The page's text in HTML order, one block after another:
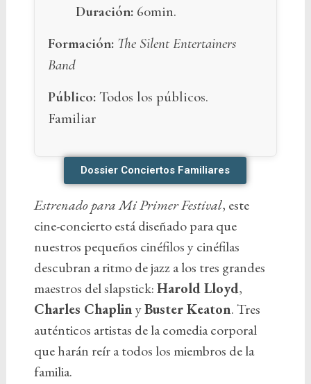
Duración:60min.
Formación: The Silent Entertainers
Band
Público:Todos los públicos.
Familiar
Dossier Conciertos Familiares
Estrenado paraMi Primer Festival, este
cine-concierto está diseñado para que
nuestros pequeños cinéfilos y cinéfilas
descubran a ritmo de jazz a los tres grandes
maestros del slapstick:Harold Lloyd,
Charles ChaplinyBuster Keaton. Tres
auténticos artistas de la comedia corporal
que harán reír a todos los miembros de la
familia.